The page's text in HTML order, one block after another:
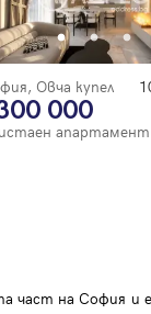
Овча купел
000
апартамент
част на София